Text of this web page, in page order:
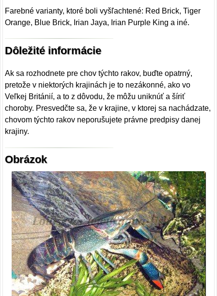
Farebné varianty, ktoré boli vyšľachtené: Red Brick, Tiger
Orange, Blue Brick, Irian Jaya, Irian Purple King a iné.
Dôležité informácie
Ak sa rozhodnete pre chov týchto rakov, buďte opatrný,
pretože v niektorých krajinách je to nezákonné, ako vo
Veľkej Británií, a to z dôvodu, že môžu uniknúť a šíriť
choroby. Presvedčte sa, že v krajine, v ktorej sa nachádzate,
chovom týchto rakov neporušujete právne predpisy danej
krajiny.
Obrázok